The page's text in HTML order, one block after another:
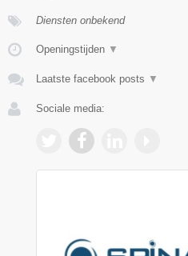
Diensten onbekend
Openingstijden ▼
Laatste facebook posts ▼
Sociale media: